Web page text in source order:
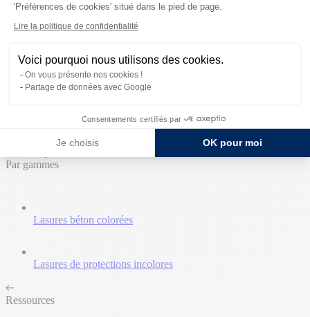
Produits
Ressources
Expertises
Témoignages
Nos Produits
Par gammes
Lasures béton colorées
Lasures de protections incolores
Ressources
'Préférences de cookies' situé dans le pied de page.
Lire la politique de confidentialité
Voici pourquoi nous utilisons des cookies.
On vous présente nos cookies !
Partage de données avec Google
Consentements certifiés par
Je choisis OK pour moi